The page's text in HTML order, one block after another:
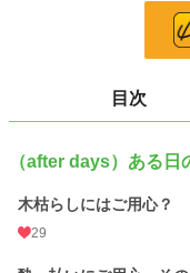
29,063
目次
（after days）ある日
木枯らしにはご用心？
29